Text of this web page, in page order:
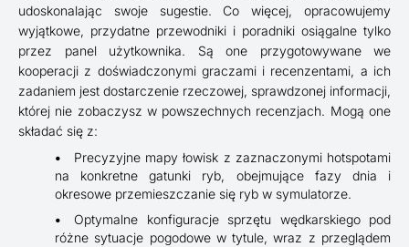
udoskonalając swoje sugestie. Co więcej, opracowujemy
wyjątkowe, przydatne przewodniki i poradniki osiągalne tylko
przez panel użytkownika. Są one przygotowywane we
kooperacji z doświadczonymi graczami i recenzentami, a ich
zadaniem jest dostarczenie rzeczowej, sprawdzonej informacji,
której nie zobaczysz w powszechnych recenzjach. Mogą one
składać się z:
Precyzyjne mapy łowisk z zaznaczonymi hotspotami
na konkretne gatunki ryb, obejmujące fazy dnia i
okresowe przemieszczanie się ryb w symulatorze.
Optymalne konfiguracje sprzętu wędkarskiego pod
różne sytuacje pogodowe w tytule, wraz z przeglądem